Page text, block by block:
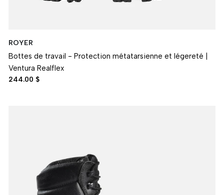
ROYER
Bottes de travail - Protection métatarsienne et légereté |
Ventura Realflex
244.00 $